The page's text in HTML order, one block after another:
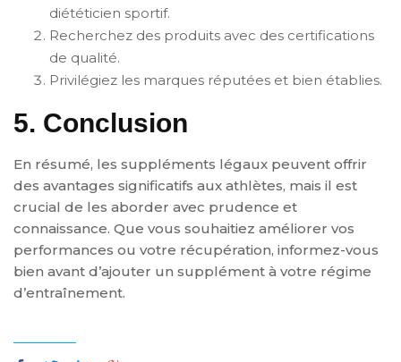
diététicien sportif.
Recherchez des produits avec des certifications
de qualité.
Privilégiez les marques réputées et bien établies.
5. Conclusion
En résumé, les suppléments légaux peuvent offrir
des avantages significatifs aux athlètes, mais il est
crucial de les aborder avec prudence et
connaissance. Que vous souhaitiez améliorer vos
performances ou votre récupération, informez-vous
bien avant d’ajouter un supplément à votre régime
d’entraînement.